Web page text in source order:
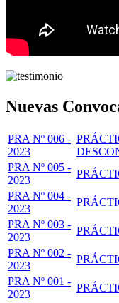
Nuevas
PRA Nº 006 -
2023
PRA Nº 005 -
2023
PRA Nº 004 -
2023
PRA Nº 003 -
2023
PRA Nº 002 -
2023
PRA Nº 001 -
2023